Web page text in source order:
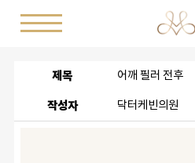
제목 어깨 필러 전후
작성자 닥터케빈의원